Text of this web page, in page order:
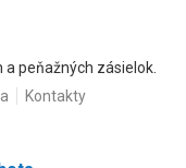
peňažných zásielok.
Kontakty